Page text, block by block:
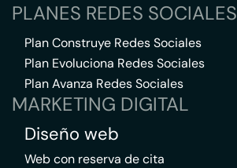
PLANES REDES SOCIALES
Plan Construye Redes Sociales
Plan Evoluciona Redes Sociales
Plan Avanza Redes Sociales
MARKETING DIGITAL
Diseño web
Web con reserva de cita